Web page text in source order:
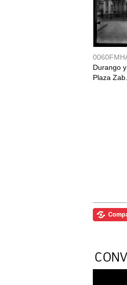
Durango
Plaza Zab...